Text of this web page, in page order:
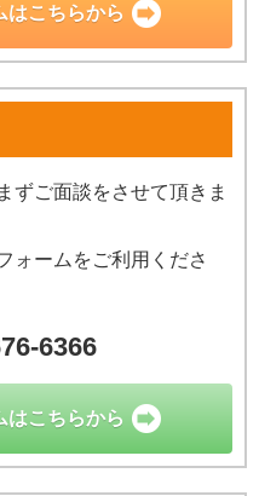
はこちらから
ずご面談をさせて頂きま
ォームをご利用くださ
6366
はこちらから